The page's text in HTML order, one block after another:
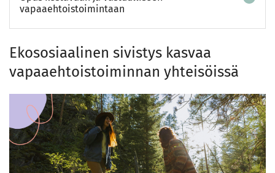
vapaaehtoistoimintaan
Ekososiaalinen sivistys kasvaa
vapaaehtoistoiminnan yhteisöissä